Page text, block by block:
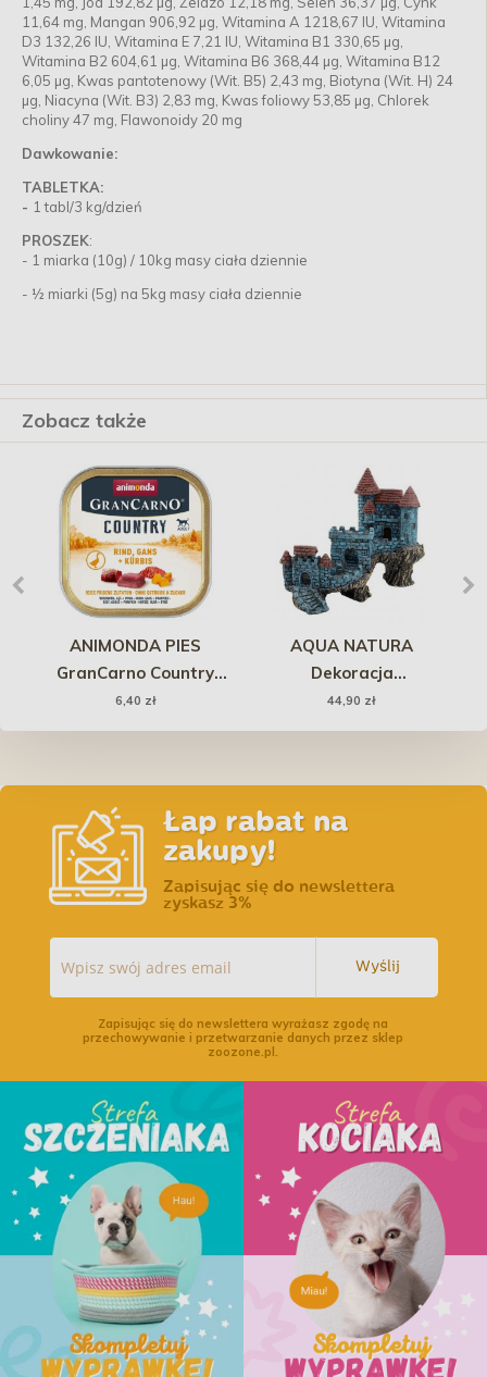
11,64 mg, Mangan 906,92 µg, Witamina A 1218,67 IU, Witamina
D3 132,26 IU, Witamina E 7,21 IU, Witamina B1 330,65 µg,
Witamina B2 604,61 µg, Witamina B6 368,44 µg, Witamina B12
6,05 µg, Kwas pantotenowy (Wit. B5) 2,43 mg, Biotyna (Wit. H) 24
µg, Niacyna (Wit. B3) 2,83 mg, Kwas foliowy 53,85 µg, Chlorek
choliny 47 mg, Flawonoidy 20 mg
Dawkowanie:
TABLETKA:
- 1 tabl/3 kg/dzień
PROSZEK:
- 1 miarka (10g) / 10kg masy ciała dziennie
- ½ miarki (5g) na 5kg masy ciała dziennie
Zobacz także
ANIMONDA PIES
GranCarno Country
wołowina i gęś z dynią
150g
6,40 zł
AQUA NATURA
Dekoracja
akwarystyczna twierdza
na skale - niebieska
44,90 zł
Łap rabat na
zakupy!
Zapisując się do newslettera
zyskasz 3%
Wyślij
Zapisując się do newslettera wyrażasz zgodę na
przechowywanie i przetwarzanie danych przez sklep
zoozone.pl.